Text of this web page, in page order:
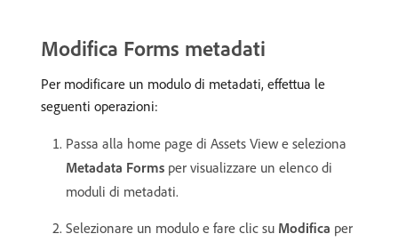
Modifica Forms metadati
Per modificare un modulo di metadati, effettua le
seguenti operazioni:
Passa alla home page di Assets View e seleziona
Metadata Forms per visualizzare un elenco di
moduli di metadati.
Selezionare un modulo e fare clic su Modifica per